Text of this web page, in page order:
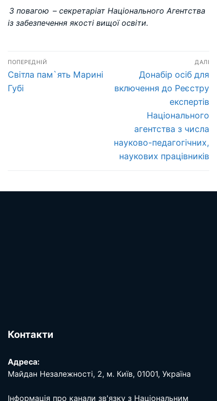
З повагою – секретаріат Національного Агентства
із забезпечення якості вищої освіти.
Навігація
записів
ПОПЕРЕДНІЙ
Попередній
запис:
Світла пам`ять Марині
Губі
ДАЛІ
Наступний
запис:
Донабір осіб для
включення до Реєстру
експертів
Національного
агентства з числа
науково-педагогічних,
наукових працівників
Контакти
Адреса:
Майдан Незалежності, 2, м. Київ, 01001, Україна
Інформація про канали зв'язку з Національним